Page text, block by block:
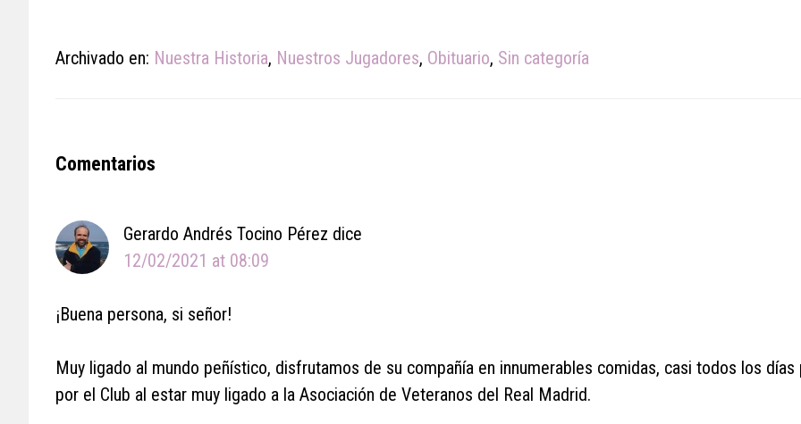
Archivado en: Nuestra Historia, Nuestros Jugadores, Obituario, Sin categoría
Reader
Comentarios
Gerardo Andrés Tocino Pérez dice
12/02/2021 at 08:09
¡Buena persona, si señor!
Muy ligado al mundo peñístico, disfrutamos de su compañía en innumerables comidas, casi todos los días
por el Club al estar muy ligado a la Asociación de Veteranos del Real Madrid.